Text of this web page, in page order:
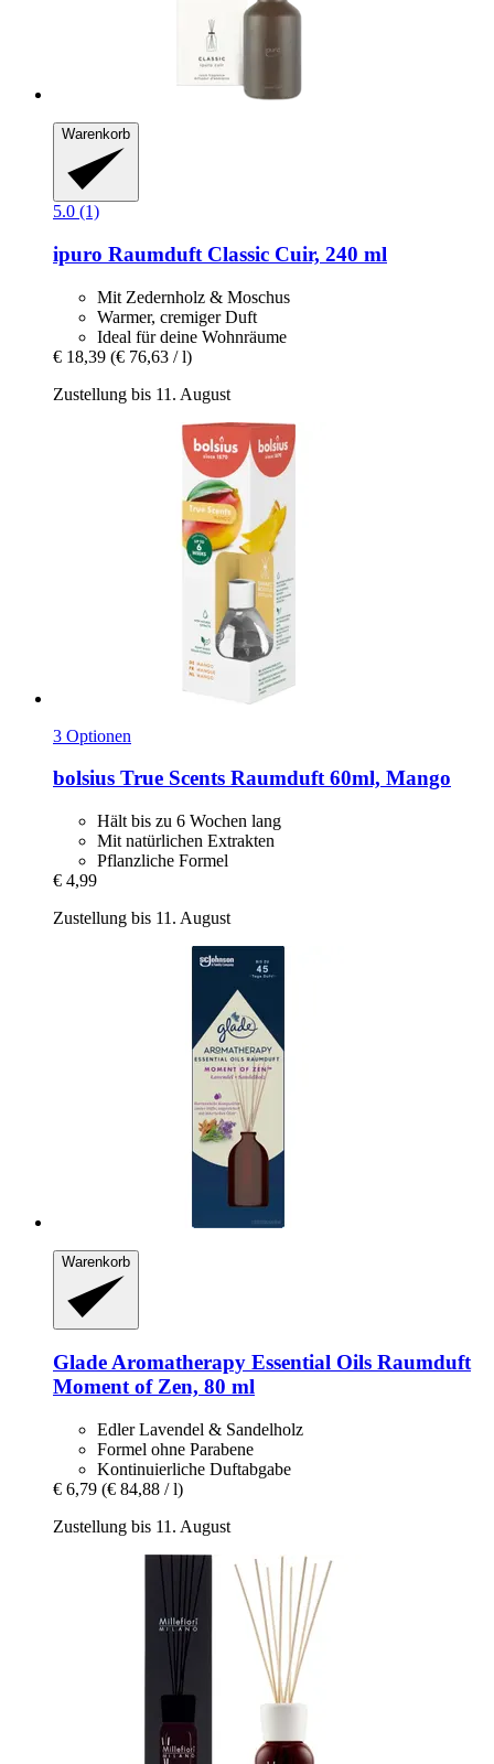
Warenkorb
5.0 (1)
ipuro Raumduft Classic Cuir, 240 ml
Mit Zedernholz & Moschus
Warmer, cremiger Duft
Ideal für deine Wohnräume
€ 18,39 (€ 76,63 / l)
Zustellung bis 11. August
3 Optionen
bolsius True Scents Raumduft 60ml, Mango
Hält bis zu 6 Wochen lang
Mit natürlichen Extrakten
Pflanzliche Formel
€ 4,99
Zustellung bis 11. August
Warenkorb
Glade Aromatherapy Essential Oils Raumduft
Moment of Zen, 80 ml
Edler Lavendel & Sandelholz
Formel ohne Parabene
Kontinuierliche Duftabgabe
€ 6,79 (€ 84,88 / l)
Zustellung bis 11. August